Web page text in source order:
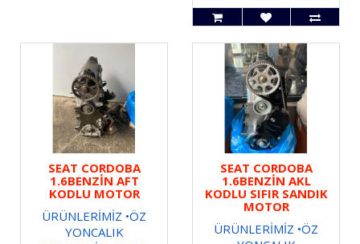
SEAT CORDOBA
1.6BENZİN AFT
KODLU MOTOR
ÜRÜNLERİMİZ •ÖZ
YONCALIK
SEAT CORDOBA
1.6BENZİN AKL
KODLU SIFIR SANDIK
MOTOR
ÜRÜNLERİMİZ •ÖZ